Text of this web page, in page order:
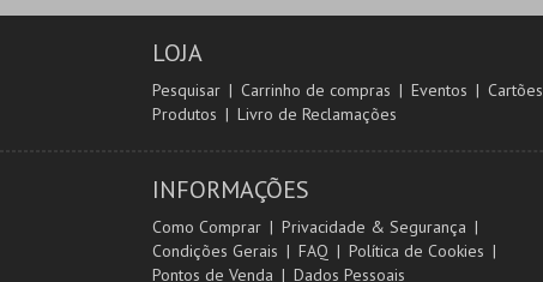
SILVES
COMPRAR
SILVES
LOJA
Pesquisar Carrinho de compras Eventos
Cartões
Produtos
Livro de Reclamações
INFORMAÇÕES
Como Comprar
Privacidade & Segurança
Condições Gerais
FAQ
Política de Cookies
Pontos de Venda
Dados Pessoais